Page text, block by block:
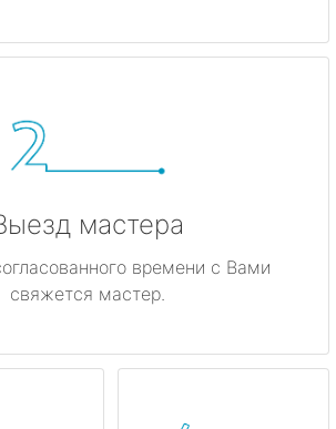
мастера
времени с Вами
свяжется мастер.